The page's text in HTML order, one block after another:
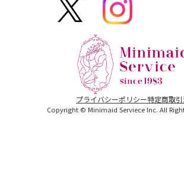
プライバシーポリシー特定商取
Copyright © Minimaid Serviece Inc. All